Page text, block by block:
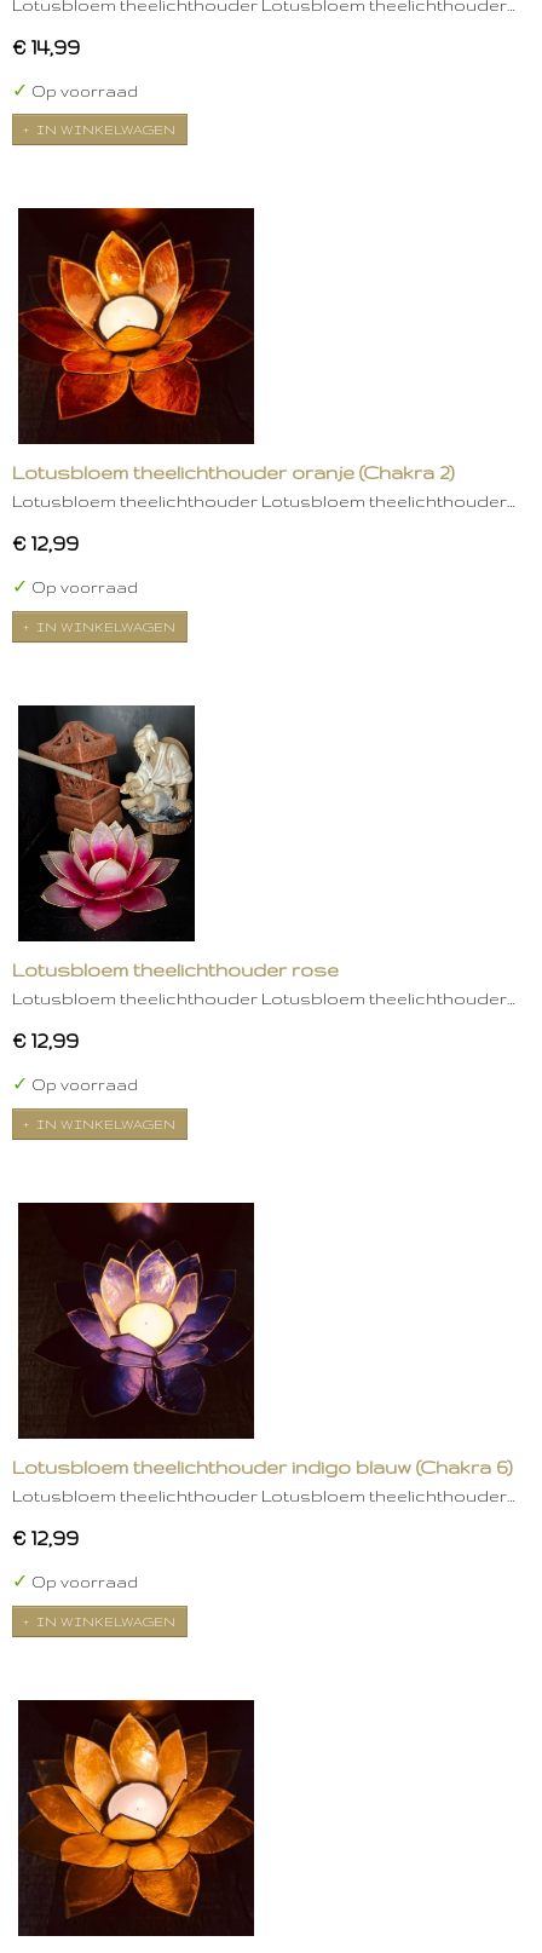
Lotusbloem theelichthouder Lotusbloem theelichthouder…
€ 14,99
✓ Op voorraad
IN WINKELWAGEN
Lotusbloem theelichthouder oranje (Chakra 2)
Lotusbloem theelichthouder Lotusbloem theelichthouder…
€ 12,99
✓ Op voorraad
IN WINKELWAGEN
Lotusbloem theelichthouder rose
Lotusbloem theelichthouder Lotusbloem theelichthouder…
€ 12,99
✓ Op voorraad
IN WINKELWAGEN
Lotusbloem theelichthouder indigo blauw (Chakra 6)
Lotusbloem theelichthouder Lotusbloem theelichthouder…
€ 12,99
✓ Op voorraad
IN WINKELWAGEN